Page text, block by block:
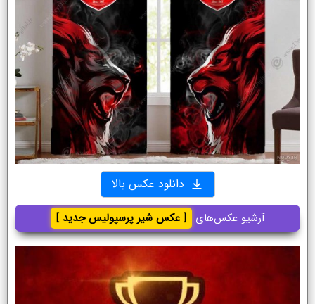
دانلود عکس بالا
آرشیو عکس‌های [ عکس شیر پرسپولیس جدید ]